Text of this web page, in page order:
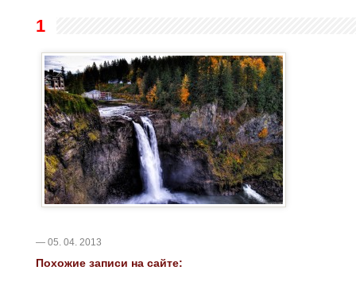
1
— 05. 04. 2013
Похожие записи на сайте: